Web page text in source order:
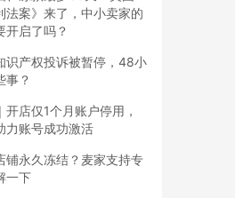
法案》来了，中小卖家的
开启了吗？
识产权投诉被暂停，48小
事？
店仅1个月账户停用，
力账号成功激活
铺永久冻结？麦家支持专
一下